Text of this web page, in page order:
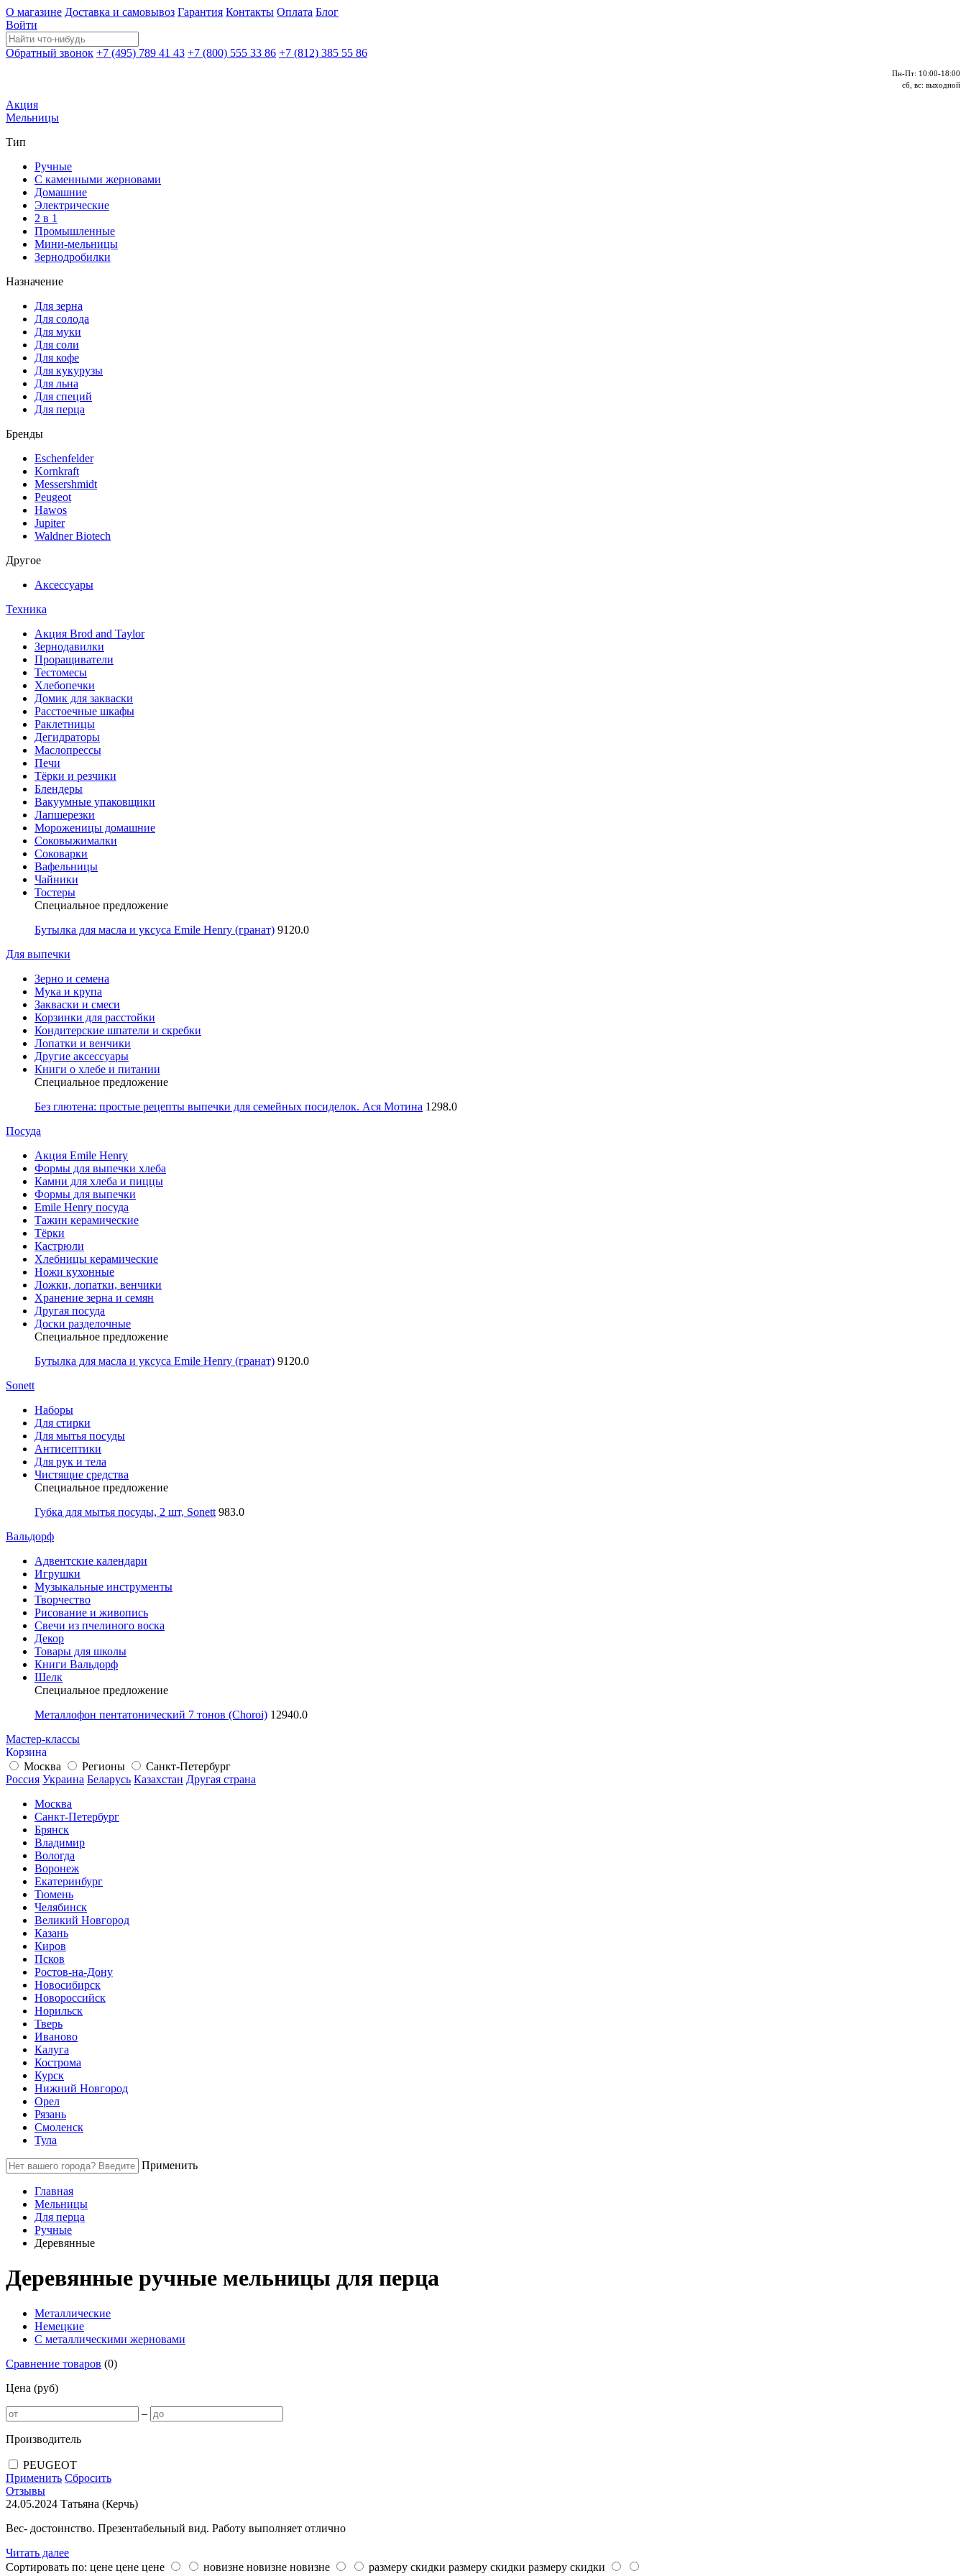
О магазине Доставка и самовывоз Гарантия Контакты Оплата Блог
Войти
Обратный звонок +7 (495) 789 41 43 +7 (800) 555 33 86 +7 (812) 385 55 86
Пн-Пт: 10:00-18:00
сб, вс: выходной
Акция
Мельницы
Тип
Ручные
С каменными жерновами
Домашние
Электрические
2 в 1
Промышленные
Мини-мельницы
Зернодробилки
Назначение
Для зерна
Для солода
Для муки
Для соли
Для кофе
Для кукурузы
Для льна
Для специй
Для перца
Бренды
Eschenfelder
Kornkraft
Messershmidt
Peugeot
Hawos
Jupiter
Waldner Biotech
Другое
Аксессуары
Техника
Акция Brod and Taylor
Зернодавилки
Проращиватели
Тестомесы
Хлебопечки
Домик для закваски
Расстоечные шкафы
Раклетницы
Дегидраторы
Маслопрессы
Печи
Тёрки и резчики
Блендеры
Вакуумные упаковщики
Лапшерезки
Мороженицы домашние
Соковыжималки
Соковарки
Вафельницы
Чайники
Тостеры
Специальное предложение
Бутылка для масла и уксуса Emile Henry (гранат) 9120.0
Для выпечки
Зерно и семена
Мука и крупа
Закваски и смеси
Корзинки для расстойки
Кондитерские шпатели и скребки
Лопатки и венчики
Другие аксессуары
Книги о хлебе и питании
Специальное предложение
Без глютена: простые рецепты выпечки для семейных посиделок. Ася Мотина 1298.0
Посуда
Акция Emile Henry
Формы для выпечки хлеба
Камни для хлеба и пиццы
Формы для выпечки
Emile Henry посуда
Тажин керамические
Тёрки
Кастрюли
Хлебницы керамические
Ножи кухонные
Ложки, лопатки, венчики
Хранение зерна и семян
Другая посуда
Доски разделочные
Специальное предложение
Бутылка для масла и уксуса Emile Henry (гранат) 9120.0
Sonett
Наборы
Для стирки
Для мытья посуды
Антисептики
Для рук и тела
Чистящие средства
Специальное предложение
Губка для мытья посуды, 2 шт, Sonett 983.0
Вальдорф
Адвентские календари
Игрушки
Музыкальные инструменты
Творчество
Рисование и живопись
Свечи из пчелиного воска
Декор
Товары для школы
Книги Вальдорф
Шелк
Специальное предложение
Металлофон пентатонический 7 тонов (Choroi) 12940.0
Мастер-классы
Корзина
Москва
Регионы
Санкт-Петербург
Россия Украина Беларусь Казахстан Другая страна
Москва
Санкт-Петербург
Брянск
Владимир
Вологда
Воронеж
Екатеринбург
Тюмень
Челябинск
Великий Новгород
Казань
Киров
Псков
Ростов-на-Дону
Новосибирск
Новороссийск
Норильск
Тверь
Иваново
Калуга
Кострома
Курск
Нижний Новгород
Орел
Рязань
Смоленск
Тула
Применить
Главная
Мельницы
Для перца
Ручные
Деревянные
Деревянные ручные мельницы для перца
Металлические
Немецкие
С металлическими жерновами
Сравнение товаров (0)
Цена (руб)
–
Производитель
PEUGEOT
Применить Сбросить
Отзывы
24.05.2024 Татьяна (Керчь)
Вес- достоинство. Презентабельный вид. Работу выполняет отлично
Читать далее
Сортировать по: цене цене цене новизне новизне новизне размеру скидки размеру скидки размеру скидки